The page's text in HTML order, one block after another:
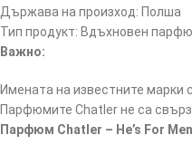
Държава на произход: Полша
Тип продукт: Вдъхновен
Важно:
Имената на известните марки
Парфюмите Chatler не са
Парфюм Chatler – He’s For